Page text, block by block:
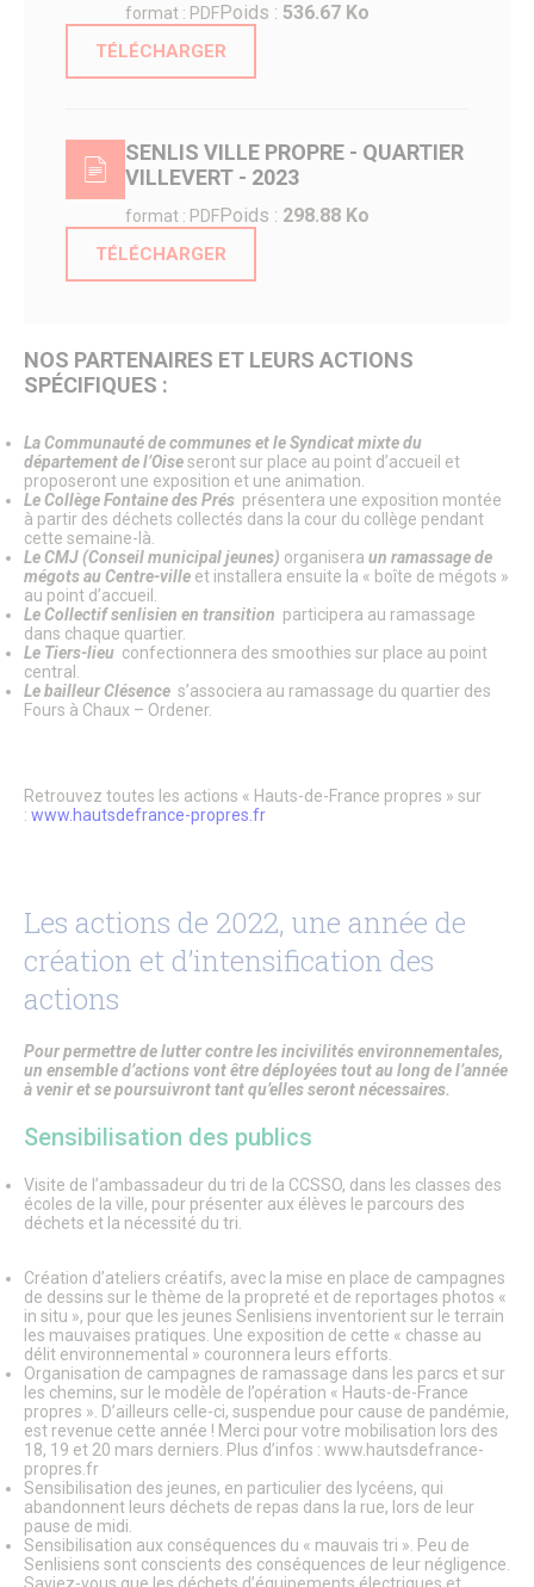
Patrimoine naturel
Le parc du Château Royal
Le jardin de l’Évêché
Le jardin du Bastion de la porte de Meaux
Le Sentier des Faubourgs de Senlis
Les Rendez-vous aux jardins
Services Espaces verts
Lieux de culte
FAMILLE
Multi-accueil « Les Berceaux Brunehaut »
La Maison des bébés
Enfance
Inscriptions scolaires
Etablissements scolaires publics
Etablissements scolaires privés
Restauration scolaire
Accueil de loisirs des vacances scolaires
Accueils périscolaires & mercredis loisirs
Portail famille
Le CIO de Senlis
Paiement PayFiP
Passeport du civisme
La rue aux enfants
Forum Sciences
Le Conseil Municipal des Jeunes
Service jeunesse – Spot
Annuaire APRES
Seniors
Fêtes de fin d’année
Restaurant Communal du Valois
Plan canicule
Informations utiles
Le Salon des seniors
Santé & Solidarité
Annuaire APRES
Action sociale
Les permanences de médiation
Associations d’entraide
Annuaire des professionnels de santé
Formulaire de création ou de mise à jour des professions
de santé
Le Téléthon à Senlis
Plan canicule
Semaine de l’information sur la Santé Mentale (SISM)
Octobre Rose
Influenza Aviaire
Ville amie des enfants
Logement
Portail famille
Pass’ famille
CCAS
format : PDFPoids : 536.67 Ko
TÉLÉCHARGER
SENLIS VILLE PROPRE - QUARTIER
VILLEVERT - 2023
format : PDFPoids : 298.88 Ko
TÉLÉCHARGER
NOS PARTENAIRES ET LEURS ACTIONS
SPÉCIFIQUES :
La Communauté de communes et le Syndicat mixte du
département de l’Oiseseront sur place au point d’accueil et
proposeront une exposition et une animation.
Le Collège Fontaine des Prés présentera une exposition montée
à partir des déchets collectés dans la cour du collège pendant
cette semaine-là.
Le CMJ (Conseil municipal jeunes) organisera un ramassage de
mégots au Centre-ville et installera ensuite la « boîte de mégots »
au point d’accueil.
Le Collectif senlisien en transition participera au ramassage
dans chaque quartier.
Le Tiers-lieu confectionnera des smoothies sur place au point
central.
Le bailleur Clésence s’associera au ramassage du quartier des
Fours à Chaux – Ordener.
Retrouvez toutes les actions « Hauts-de-France propres » sur
: www.hautsdefrance-propres.fr
Les actions de 2022, une année de
création et d’intensification des
actions
Pour permettre de lutter contre les incivilités environnementales,
un ensemble d’actions vont être déployées tout au long de l’année
à venir et se poursuivront tant qu’elles seront nécessaires.
Sensibilisation des publics
Visite de l’ambassadeur du tri de la CCSSO, dans les classes des
écoles de la ville, pour présenter aux élèves le parcours des
déchets et la nécessité du tri.
Création d’ateliers créatifs, avec la mise en place de campagnes
de dessins sur le thème de la propreté et de reportages photos «
in situ », pour que les jeunes Senlisiens inventorient sur le terrain
les mauvaises pratiques. Une exposition de cette « chasse au
délit environnemental » couronnera leurs efforts.
Organisation de campagnes de ramassage dans les parcs et sur
les chemins, sur le modèle de l’opération « Hauts-de-France
propres ». D’ailleurs celle-ci, suspendue pour cause de pandémie,
est revenue cette année ! Merci pour votre mobilisation lors des
18, 19 et 20 mars derniers. Plus d’infos : www.hautsdefrance-
propres.fr
Sensibilisation des jeunes, en particulier des lycéens, qui
abandonnent leurs déchets de repas dans la rue, lors de leur
pause de midi.
Sensibilisation aux conséquences du « mauvais tri ». Peu de
Senlisiens sont conscients des conséquences de leur négligence.